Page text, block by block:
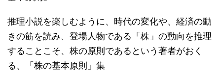
推理小説を楽しむように、時代の変化や、経済の動
きの筋を読み、登場人物である「株」の動向を推理
することこそ、株の原則であるという著者がおく
る、「株の基本原則」集